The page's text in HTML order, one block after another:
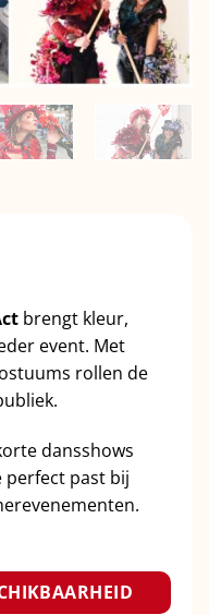
brengt kleur,
event. Met
rollen de
dansshows
perfect past bij